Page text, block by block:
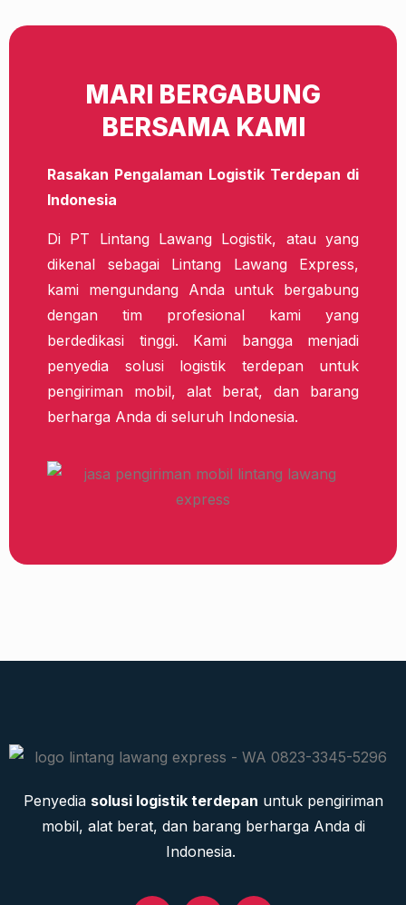
MARI BERGABUNG
BERSAMA KAMI
Rasakan Pengalaman Logistik Terdepan di
Indonesia
Di PT Lintang Lawang Logistik, atau yang
dikenal sebagai Lintang Lawang Express,
kami mengundang Anda untuk bergabung
dengan tim profesional kami yang
berdedikasi tinggi. Kami bangga menjadi
penyedia solusi logistik terdepan untuk
pengiriman mobil, alat berat, dan barang
berharga Anda di seluruh Indonesia.
Penyedia solusi logistik terdepan untuk pengiriman
mobil, alat berat, dan barang berharga Anda di
Indonesia.